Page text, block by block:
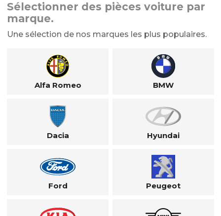
Sélectionner des pièces voiture par
marque.
Une sélection de nos marques les plus populaires.
Alfa Romeo BMW
Dacia Hyundai
Ford Peugeot